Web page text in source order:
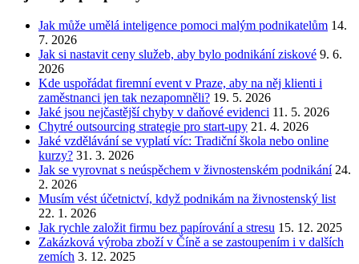
Jak může umělá inteligence pomoci malým podnikatelům 14.
7. 2026
Jak si nastavit ceny služeb, aby bylo podnikání ziskové 9. 6.
2026
Kde uspořádat firemní event v Praze, aby na něj klienti i
zaměstnanci jen tak nezapomněli? 19. 5. 2026
Jaké jsou nejčastější chyby v daňové evidenci 11. 5. 2026
Chytré outsourcing strategie pro start-upy 21. 4. 2026
Jaké vzdělávání se vyplatí víc: Tradiční škola nebo online
kurzy? 31. 3. 2026
Jak se vyrovnat s neúspěchem v živnostenském podnikání 24.
2. 2026
Musím vést účetnictví, když podnikám na živnostenský list
22. 1. 2026
Jak rychle založit firmu bez papírování a stresu 15. 12. 2025
Zakázková výroba zboží v Číně a se zastoupením i v dalších
zemích 3. 12. 2025